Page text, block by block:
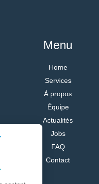
Menu
Home
Services
À propos
Équipe
Actualités
Jobs
FAQ
Contact